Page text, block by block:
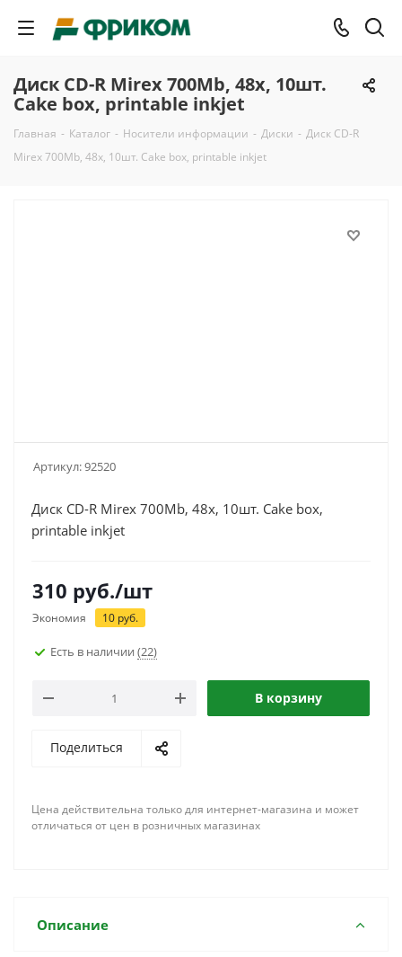
Диск CD-R Mirex 700Mb, 48x, 10шт.
Cake box, printable inkjet
Главная - Каталог - Носители информации - Диски - Диск CD-R
Mirex 700Mb, 48x, 10шт. Cake box, printable inkjet
Артикул:92520
Диск CD-R Mirex 700Mb, 48x, 10шт. Cake box,
printable inkjet
310 руб./шт
Экономия 10 руб.
Есть в наличии (22)
В корзину
Поделиться
Цена действительна только для интернет-магазина и может
отличаться от цен в розничных магазинах
Описание